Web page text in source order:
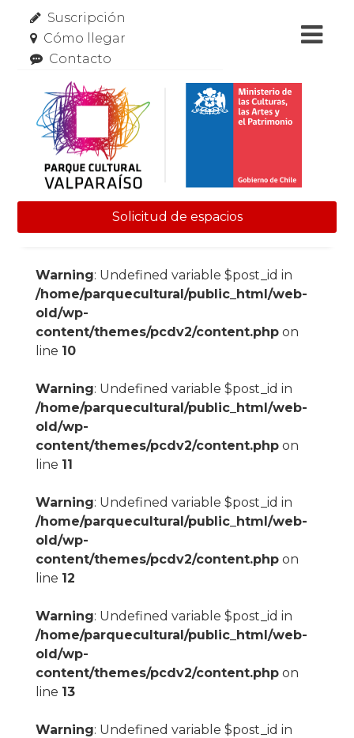
Suscripción
Cómo llegar
Contacto
Solicitud de espacios
Warning: Undefined variable $post_id in
/home/parquecultural/public_html/web-
old/wp-
content/themes/pcdv2/content.phpon
line 10
Warning: Undefined variable $post_id in
/home/parquecultural/public_html/web-
old/wp-
content/themes/pcdv2/content.phpon
line 11
Warning: Undefined variable $post_id in
/home/parquecultural/public_html/web-
old/wp-
content/themes/pcdv2/content.phpon
line 12
Warning: Undefined variable $post_id in
/home/parquecultural/public_html/web-
old/wp-
content/themes/pcdv2/content.phpon
line 13
Warning: Undefined variable $post_id in